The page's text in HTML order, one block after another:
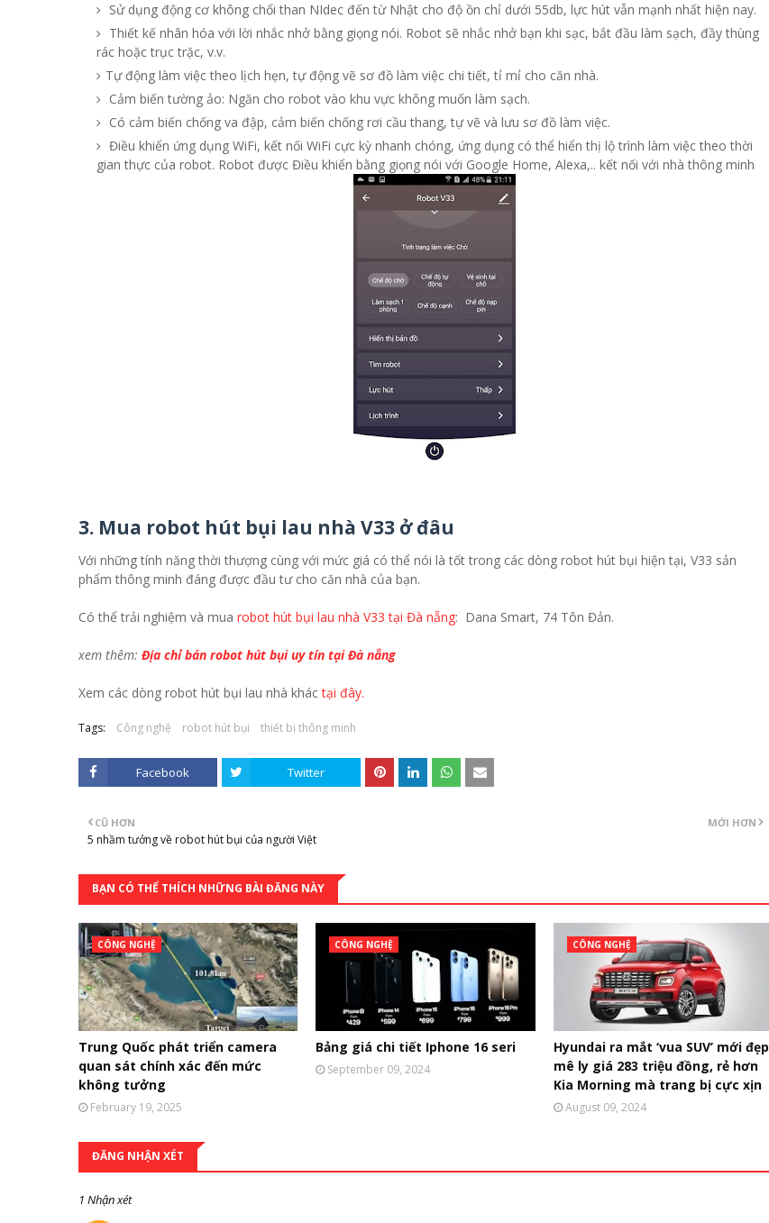
Sử dụng động cơ không chổi than NIdec đến từ Nhật cho độ ồn chỉ dưới 55db, lực hút vẫn mạnh nhất hiện nay.
Thiết kế nhân hóa với lời nhắc nhở bằng giọng nói. Robot sẽ nhắc nhở bạn khi sạc, bắt đầu làm sạch, đầy thùng
rác hoặc trục trặc, v.v.
Tự động làm việc theo lịch hẹn, tự động vẽ sơ đồ làm việc chi tiết, tỉ mỉ cho căn nhà.
Cảm biến tường ảo: Ngăn cho robot vào khu vực không muốn làm sạch.
Có cảm biến chống va đập, cảm biến chống rơi cầu thang, tự vẽ và lưu sơ đồ làm việc.
Điều khiển ứng dụng WiFi, kết nối WiFi cực kỳ nhanh chóng, ứng dụng có thể hiển thị lộ trình làm việc theo thời
gian thực của robot. Robot được Điều khiển bằng giọng nói với Google Home, Alexa,.. kết nối với nhà thông minh
3. Mua robot hút bụi lau nhà V33 ở đâu
Với những tính năng thời thượng cùng với mức giá có thể nói là tốt trong các dòng robot hút bụi hiện tại, V33 sản
phẩm thông minh đáng được đầu tư cho căn nhà của bạn.
Có thể trải nghiệm và mua robot hút bụi lau nhà V33 tại Đà nẵng: Dana Smart, 74 Tôn Đản.
xem thêm: Địa chỉ bán robot hút bụi uy tín tại Đà nẵng
Xem các dòng robot hút bụi lau nhà kháctại đây.
Tags: Công nghệ robot hút bụi thiết bị thông minh
Facebook Twitter
MỚI HƠN
CŨ HƠN
5 nhầm tưởng về robot hút bụi của người Việt
BẠN CÓ THỂ THÍCH NHỮNG BÀI ĐĂNG NÀY
CÔNG NGHỆ
Trung Quốc phát triển camera
quan sát chính xác đến mức
không tưởng
February 19, 2025
CÔNG NGHỆ
Bảng giá chi tiết Iphone 16 seri
September 09, 2024
CÔNG NGHỆ
Hyundai ra mắt ‘vua SUV’ mới đẹp
mê ly giá 283 triệu đồng, rẻ hơn
Kia Morning mà trang bị cực xịn
August 09, 2024
ĐĂNG NHẬN XÉT
1 Nhận xét